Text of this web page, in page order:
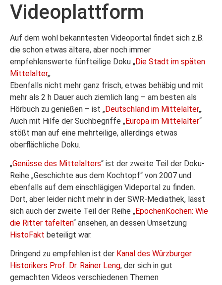
Videoplattform
Auf dem wohl bekanntesten Videoportal findet sich z.B.
die schon etwas ältere, aber noch immer
empfehlenswerte fünfteilige Doku „Die Stadt im späten
Mittelalter„.
Ebenfalls nicht mehr ganz frisch, etwas behäbig und mit
mehr als 2 h Dauer auch ziemlich lang – am besten als
Hörbuch zu genießen – ist „Deutschland im Mittelalter„.
Auch mit Hilfe der Suchbegriffe „Europa im Mittelalter“
stößt man auf eine mehrteilige, allerdings etwas
oberflächliche Doku.
„Genüsse des Mittelalters“ ist der zweite Teil der Doku-
Reihe „Geschichte aus dem Kochtopf“ von 2007 und
ebenfalls auf dem einschlägigen Videportal zu finden.
Dort, aber leider nicht mehr in der SWR-Mediathek, lässt
sich auch der zweite Teil der Reihe „EpochenKochen: Wie
die Ritter tafelten“ ansehen, an dessen Umsetzung
HistoFakt beteiligt war.
Dringend zu empfehlen ist der Kanal des Würzburger
Historikers Prof. Dr. Rainer Leng, der sich in gut
gemachten Videos verschiedenen Themen